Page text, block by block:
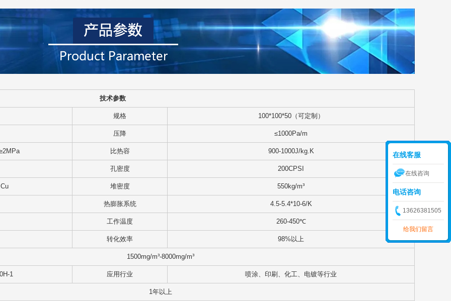
技术参数
规格 100*100*50（可定制）
压降 ≤1000Pa/m
比热容 900-1000J/kg.K
孔密度 200CPSI
堆密度 550kg/m³
热膨胀系统 4.5-5.4*10-6/K
工作温度 260-450℃
转化效率 98%以上
1500mg/m³-8000mg/m³
1 应用行业 喷涂、印刷、化工、电镀等行业
1年以上
在线客服
在线咨询
电话咨询
13626381505
给我们留言